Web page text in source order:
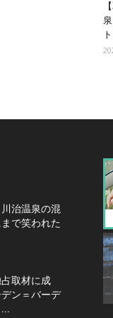
川治温泉の混
で笑われた
占取材に成
ン＝バーデ